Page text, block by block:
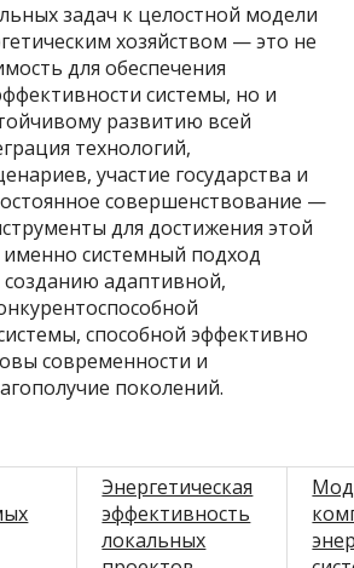
задач к целостной модели
хозяйством — это не
для обеспечения
системы, но и
развитию всей
технологий,
участие государства и
совершенствование —
для достижения этой
системный подход
адаптивной,
способной эффективно
современности и
поколений.
Энергетическая
эффективность
локальных